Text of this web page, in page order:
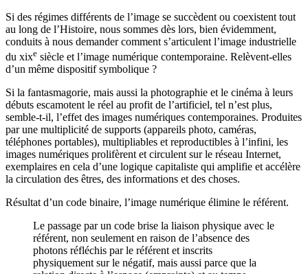
Si des régimes différents de l’image se succèdent ou coexistent tout
au long de l’Histoire, nous sommes dès lors, bien évidemment,
conduits à nous demander comment s’articulent l’image industrielle
du xixe siècle et l’image numérique contemporaine. Relèvent-elles
d’un même dispositif symbolique ?
Si la fantasmagorie, mais aussi la photographie et le cinéma à leurs
débuts escamotent le réel au profit de l’artificiel, tel n’est plus,
semble-t-il, l’effet des images numériques contemporaines. Produites
par une multiplicité de supports (appareils photo, caméras,
téléphones portables), multipliables et reproductibles à l’infini, les
images numériques prolifèrent et circulent sur le réseau Internet,
exemplaires en cela d’une logique capitaliste qui amplifie et accélère
la circulation des êtres, des informations et des choses.
Résultat d’un code binaire, l’image numérique élimine le référent.
Le passage par un code brise la liaison physique avec le
référent, non seulement en raison de l’absence des
photons réfléchis par le référent et inscrits
physiquement sur le négatif, mais aussi parce que la